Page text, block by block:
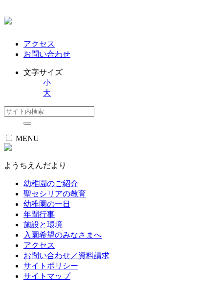
アクセス
お問い合わせ
文字サイズ
小
大
MENU
ようちえんだより
幼稚園のご紹介
聖セシリアの教育
幼稚園の一日
年間行事
施設と環境
入園希望のみなさまへ
アクセス
お問い合わせ／資料請求
サイトポリシー
サイトマップ